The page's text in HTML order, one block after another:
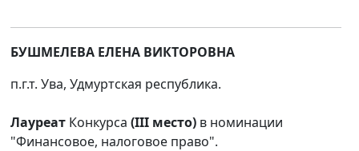
БУШМЕЛЕВА ЕЛЕНА ВИКТОРОВНА
п.г.т. Ува, Удмуртская республика.
Лауреат Конкурса (III место) в номинации
"Финансовое, налоговое право".